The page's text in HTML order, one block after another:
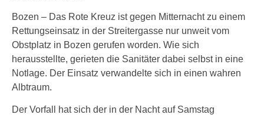
Bozen – Das Rote Kreuz ist gegen Mitternacht zu einem
Rettungseinsatz in der Streitergasse nur unweit vom
Obstplatz in Bozen gerufen worden. Wie sich
herausstellte, gerieten die Sanitäter dabei selbst in eine
Notlage. Der Einsatz verwandelte sich in einen wahren
Albtraum.
Der Vorfall hat sich der in der Nacht auf Samstag